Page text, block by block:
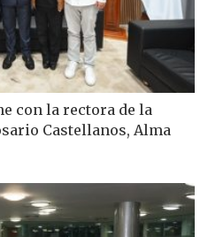
con la rectora de la
Castellanos, Alma